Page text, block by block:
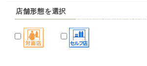
店舗形態を選択